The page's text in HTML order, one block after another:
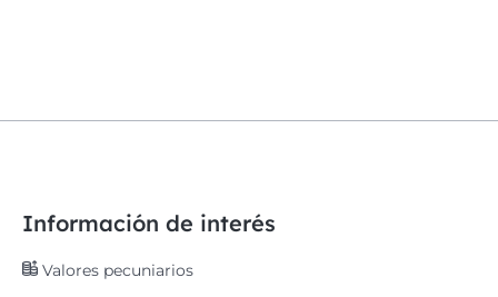
Información de interés
Valores pecuniarios